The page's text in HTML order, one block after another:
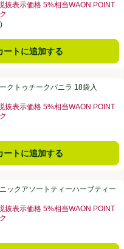
抜表示価格 5%相当WAON POINT
ーガニック】税抜表示価格 5%相
ートに追加する
18袋入
クトゥチークバニラ 18袋入
抜表示価格 5%相当WAON POINT
ーガニック】税抜表示価格 5%相
ートに追加する
ハーブティー 20P
ックアソートティーハーブティー
抜表示価格 5%相当WAON POINT
ーガニック】税抜表示価格 5%相